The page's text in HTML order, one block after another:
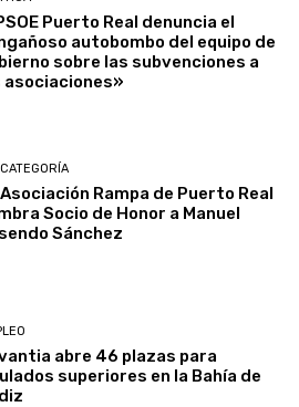
Puerto Real denuncia el
autobombo del equipo de
sobre las subvenciones a
asociaciones»
Rampa de Puerto Real
Socio de Honor a Manuel
Sánchez
abre 46 plazas para
superiores en la Bahía de